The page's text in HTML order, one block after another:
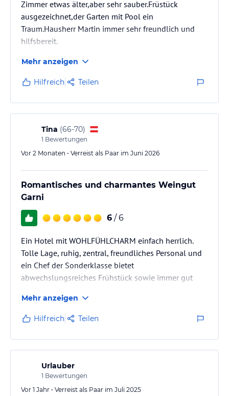
Zimmer etwas älter,aber sehr sauber.Früstück
ausgezeichnet,der Garten mit Pool ein
Traum.Hausherr Martin immer sehr freundlich und
hilfsbereit.
Mehr anzeigen
Hilfreich Teilen
Tina (66-70)
1 Bewertungen
Vor 2 Monaten • Verreist als Paar im Juni 2026
Romantisches und charmantes Weingut
Garni
6 / 6
Ein Hotel mit WOHLFÜHLCHARM einfach herrlich.
Tolle Lage, ruhig, zentral, freundliches Personal und
ein Chef der Sonderklasse bietet
abwechslungsreiches Frühstück sowie immer gut
Kühlschrank sowie Knabbereien und einem super
modernen Kaffeeautomat. Pool und Gartenanlage
verführt zum Träumen.
Mehr anzeigen
Hilfreich Teilen
Urlauber
1 Bewertungen
Vor 1 Jahr • Verreist als Paar im Juli 2025